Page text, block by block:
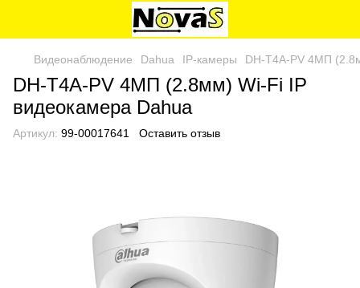
Видеонаблюдение Dahua IP-камеры DH-T4A-PV 4МП
DH-T4A-PV 4МП (2.8мм) Wi-Fi IP
видеокамера Dahua
Артикул: 99-00017641 Оставить отзыв